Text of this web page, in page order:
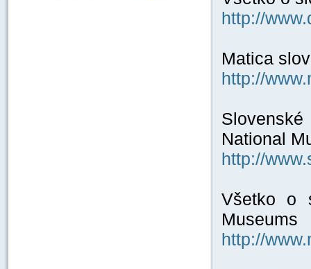
http://
Matica
http://
National
http://
Všetko o
Museums
http://